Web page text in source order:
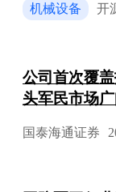
机械设备 开
公司首次覆
头军民市场广
国泰海通证券